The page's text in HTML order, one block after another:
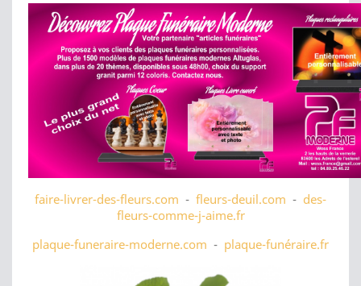
faire-livrer-des-fleurs.com - fleurs-deuil.com - des-
fleurs-comme-j-aime.fr
plaque-funeraire-moderne.com - plaque-funéraire.fr